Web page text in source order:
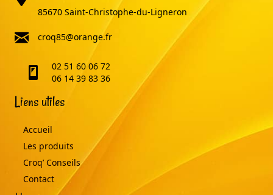
85670 Saint-Christophe-du-Ligneron
email
croq85@orange.fr
telephone02 51 60 06 72
06 14 39 83 36
Liens utiles
Accueil
Les produits
Croq’ Conseils
Contact